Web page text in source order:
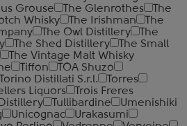
Grouse The Glenrothes
The
Whisky
The Irishman
The
The Owl Distillery
The
The Shed Distillery
The Small
The Vintage Malt Whisky
Tiffon
TOA Shuzo
Torino Distillati S.r.l.
Torres
Liquors
Trois Freres
Distillery Tullibardine
Umenishiki
Unicognac
Urakasumi